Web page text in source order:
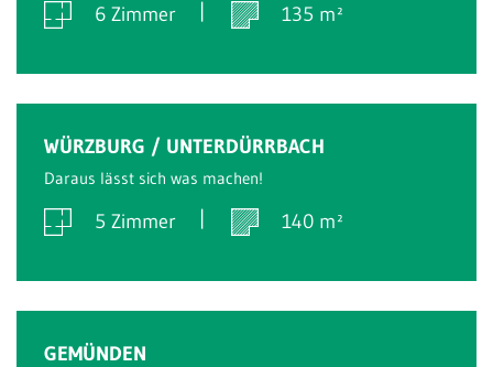
6 Zimmer 135 m²
WÜRZBURG / UNTERDÜRRBACH
Daraus lässt sich was machen!
5 Zimmer 140 m²
GEMÜNDEN